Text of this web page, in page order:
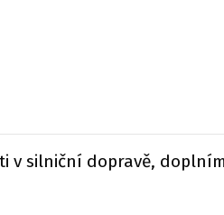
v silniční dopravě,